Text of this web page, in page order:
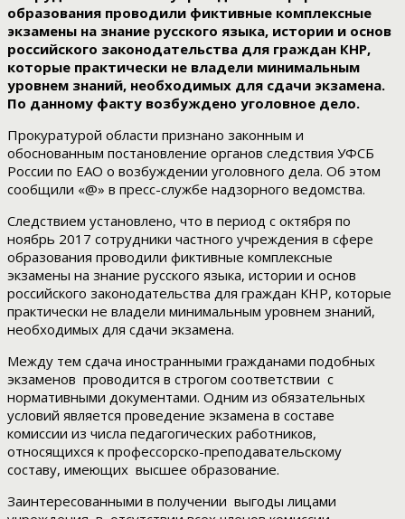
образования проводили фиктивные комплексные
экзамены на знание русского языка, истории и основ
российского законодательства для граждан КНР,
которые практически не владели минимальным
уровнем знаний, необходимых для сдачи экзамена.
По данному факту возбуждено уголовное дело.
Прокуратурой области признано законным и
обоснованным постановление органов следствия УФСБ
России по ЕАО о возбуждении уголовного дела. Об этом
сообщили «@» в пресс-службе надзорного ведомства.
Следствием установлено, что в период с октября по
ноябрь 2017 сотрудники частного учреждения в сфере
образования проводили фиктивные комплексные
экзамены на знание русского языка, истории и основ
российского законодательства для граждан КНР, которые
практически не владели минимальным уровнем знаний,
необходимых для сдачи экзамена.
Между тем сдача иностранными гражданами подобных
экзаменов проводится в строгом соответствии с
нормативными документами. Одним из обязательных
условий является проведение экзамена в составе
комиссии из числа педагогических работников,
относящихся к профессорско-преподавательскому
составу, имеющих высшее образование.
Заинтересованными в получении выгоды лицами